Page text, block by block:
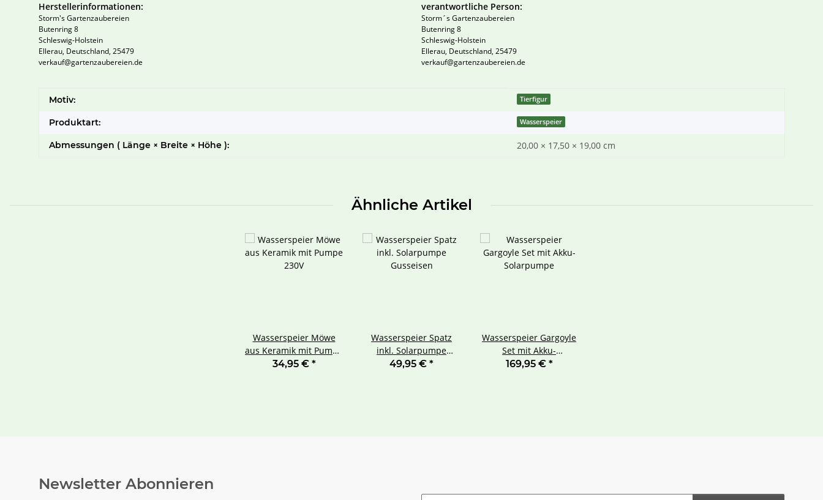
Herstellerinformationen:
Storm's Gartenzaubereien
Butenring 8
Schleswig-Holstein
Ellerau, Deutschland, 25479
verkauf@gartenzaubereien.de
verantwortliche Person:
Storm´s Gartenzaubereien
Butenring 8
Schleswig-Holstein
Ellerau, Deutschland, 25479
verkauf@gartenzaubereien.de
Produkteigenschaft
Wert
Motiv: Tierfigur
Produktart: Wasserspeier
Abmessungen ( Länge × Breite × Höhe ): 20,00 × 17,50 × 19,00 cm
Ähnliche Artikel
Wasserspeier Möwe
aus Keramik mit Pumpe
230V
34,95 € *
Wasserspeier Spatz
inkl. Solarpumpe
Gusseisen
49,95 € *
Wasserspeier Gargoyle
Set mit Akku-
Solarpumpe
169,95 € *
Newsletter Abonnieren